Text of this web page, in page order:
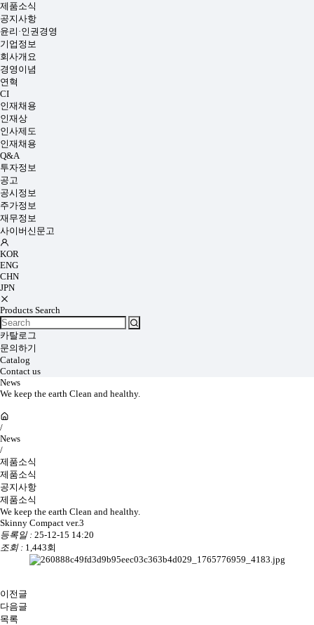
제품소식
공지사항
윤리·인권경영
기업정보
회사개요
경영이념
연혁
CI
인재채용
인재상
인사제도
인재채용
Q&A
투자정보
공고
공시정보
주가정보
재무정보
사이버신문고
KOR
ENG
CHN
JPN
Products Search
카탈로그
문의하기
Catalog
Contact us
News
We keep the earth Clean and healthy.
/
News
/
제품소식
제품소식
공지사항
제품소식
We keep the earth Clean and healthy.
Skinny Compact ver.3
등록일 : 25-12-15 14:20
조회 : 1,443회
이전글
다음글
목록